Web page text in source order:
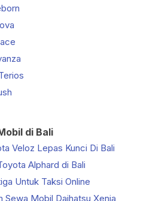
di Bali
Veloz Lepas Kunci Di Bali
Alphard di Bali
Untuk Taksi Online
Sewa Mobil Daihatsu Xenia